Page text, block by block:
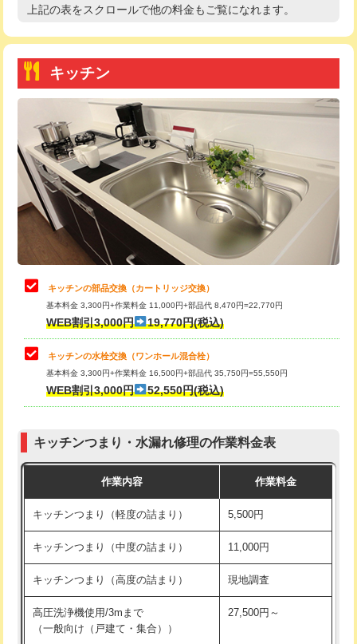
持込商品取付（温水洗浄便座） 22,000円
持込商品取付（普通便座⇔温水洗浄便
22,000円
給水管工事※（ホール加工)
給水管工事※（バンド止め) 3,300円
給水管工事※（支持金具設置) 5,500円
給水管工事※（保温材使用（バンド止
め込み）)
5,500円
給水管工事※（土の掘削・埋め戻し作
11,000円
給水管工事※（塩ビ管（VP・HI）使
用/3ｍまで)
給水管工事※（塩ビ管（VP・HI）使
用（追加）/3ｍ超え)
給水管工事※（ライニング鋼管・銅
管・ポリ管・HT管使用/3ｍまで)
44,000円
管・ポリ管・HT管使用/3ｍ超え)
排水管工事（土の掘削・埋め戻し作
11,000円~
排水管工事（排水管工事/3ｍまで） 55,000円
排水管工事（追加 排水管工事/3ｍ超
+11,000円
マス交換（深さ50㎝未満）
高度高圧洗浄換 現地調査
トーラー機使用/3mまで
追加トーラー機使用/3m超え +3,300円
カメラ調査 33,000円
桝清掃 8,800円
止水・漏水調査・防水処理・清掃・修
理・調整・分解・加工など（軽作業）
11,000円
止水・漏水調査・防水処理・清掃・修
理・調整・分解・加工など（中作業）
22,000円
止水・漏水調査・防水処理・清掃・修
理・調整・分解・加工など（重作業）
33,000円
お風呂タンク脱着
その他部品の脱着
式・ワンホール）)
交換・取付(排水栓・排水トラップ
22,000円+材料費
持込商品取付（単水栓）
上記の表をスクロールで他の料金もご覧になれます。
キッチン
キッチンの部品交換（カートリッジ交換）
基本料金 3,300円+作業料金 11,000円+部品代 8,470円=22,770円
WEB割引3,000円 19,770円(税込)
キッチンの水栓交換（ワンホール混合栓）
基本料金 3,300円+作業料金 16,500円+部品代 35,750円=55,550円
WEB割引3,000円 52,550円(税込)
キッチンつまり・水漏れ修理の作業料金表
作業内容 作業料金
キッチンつまり（軽度の詰まり） 5,500円
キッチンつまり（中度の詰まり） 11,000円
キッチンつまり（高度の詰まり） 現地調査
高圧洗浄機使用/3mまで
（一般向け（戸建て・集合））
27,500円～